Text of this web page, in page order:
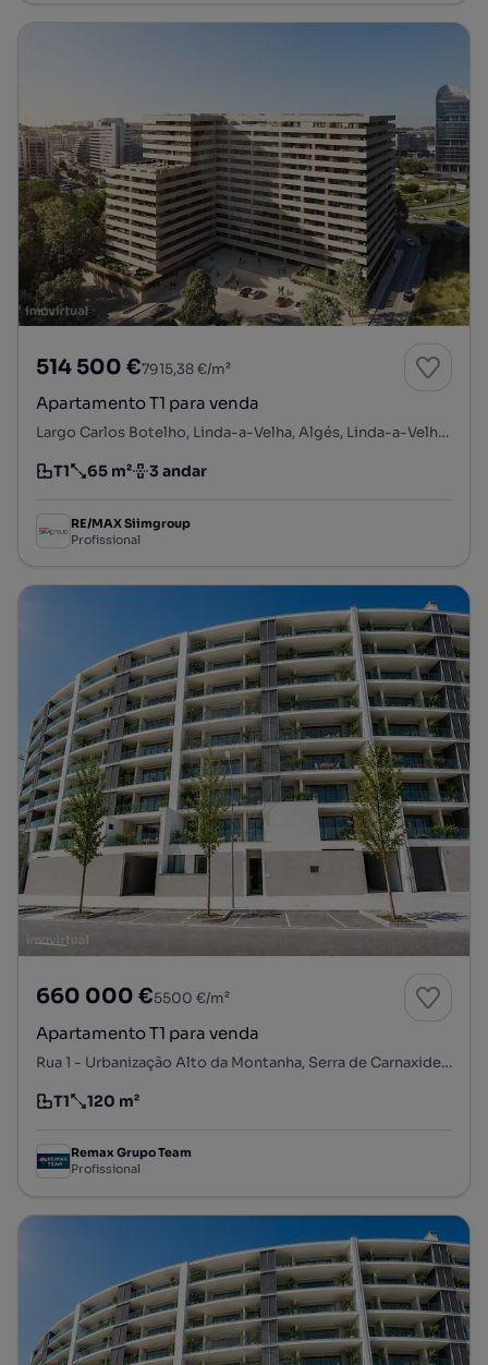
514 500 €7915,38 €/m²
Apartamento T1 para venda
Largo Carlos Botelho, Linda-a-Velha, Algés, Linda-a-Velha e Cruz Quebrada-Dafundo, Oeiras, Lisboa
Tipologia
T1
Preço por metro quadrado
65 m²
Andar 3 andar
RE/MAX Siimgroup
Profissional
660 000 €5500 €/m²
Apartamento T1 para venda
Rua 1 - Urbanização Alto da Montanha, Serra de Carnaxide - Parque de Santa Cruz, Carnaxide e Queijas, Oeiras, Lisboa
Tipologia
T1
Preço por metro quadrado
120 m²
Remax Grupo Team
Profissional